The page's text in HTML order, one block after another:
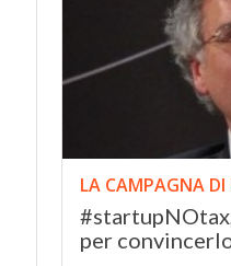
LA CAMPAGNA DI
per